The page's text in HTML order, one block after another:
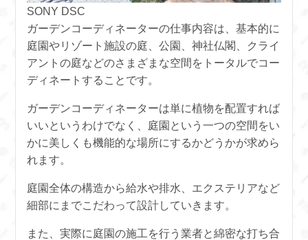
SONY DSC
ガーデンコーディネーターの仕事内容は、基本的に
庭園やリゾート施設の庭、公園、神社仏閣、クライ
アントの庭などのさまざまな空間をトータルでコー
ディネートすることです。
ガーデンコーディネーターは単に植物を配置すれば
いいというわけでなく、庭園という一つの空間をい
かに美しくも機能的な場所にするかどうかが求めら
れます。
庭園全体の構造から給水や排水、エクステリアなど
細部にまでこだわって設計していきます。
また、実際に庭園の施工を行う業者と綿密な打ち合